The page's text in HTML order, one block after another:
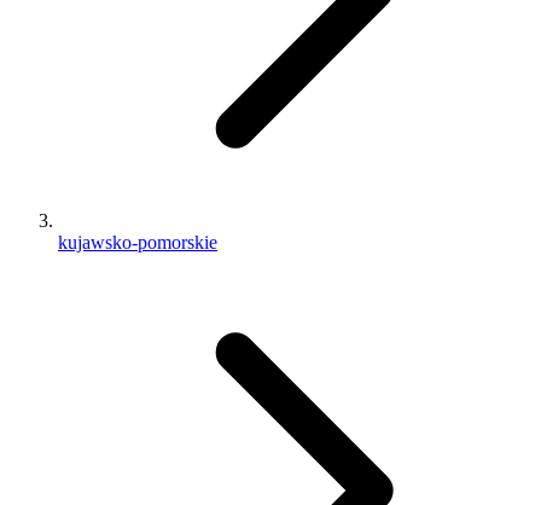
kujawsko-pomorskie